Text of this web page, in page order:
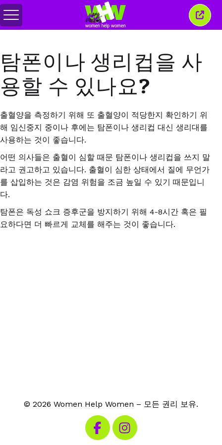
메
뉴
이
창
탐폰이나 생리컵을 사
용할 수 있나요?
출혈양을 측정하기 위해 또 출혈양이 적당한지 확인하기 위
해 임신중지 중이나 후에는 탐폰이나 생리컵 대신 생리대를
사용하는 것이 좋습니다.
어떤 의사들은 출혈이 심할 때문 탐폰이나 생리컵을 쓰지 말
라고 권고하고 있습니다. 출혈이 심한 상태에서 질에 무언가
를 삽입하는 것은 감염 위험을 조금 높일 수 있기 때문입니
다.
탐폰은 독성 쇼크 증후군을 방지하기 위해 4-8시간 혹은 필
요하다면 더 빠르게 교체를 해주는 것이 좋습니다.
© 2026 Women Help Women – 모든 권리 보유.
페이스북 방문하기
인스타그램 방문하기